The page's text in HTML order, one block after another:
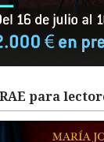
para